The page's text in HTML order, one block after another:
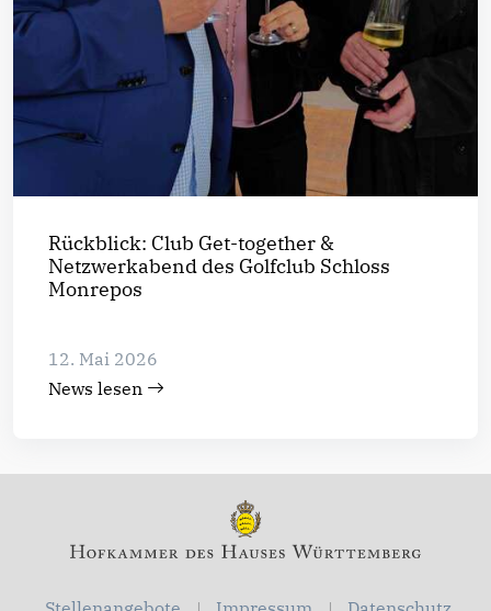
Rückblick: Club Get-together &
Netzwerkabend des Golfclub Schloss
Monrepos
12. Mai 2026
News lesen